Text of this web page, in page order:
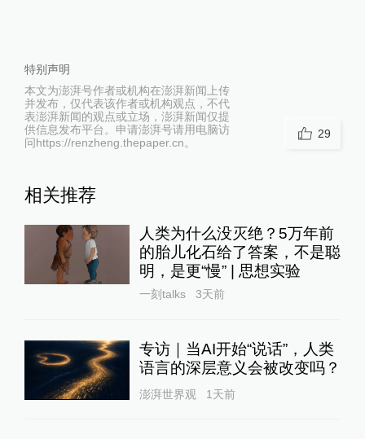
特别声明
本文为澎湃号作者或机构在澎湃新闻上传
并发布，仅代表该作者或机构观点，不代
表澎湃新闻的观点或立场，澎湃新闻仅提
供信息发布平台。申请澎湃号请用电脑访
问https://renzheng.thepaper.cn。
29
相关推荐
人类为什么没灭绝？5万年前
的胎儿化石给了答案，不是聪
明，是更“慢” | 思想实验
一刻talks 3天前
专访｜当AI开始“说话”，人类
语言的深层意义会被改变吗？
澎湃世界观 1天前